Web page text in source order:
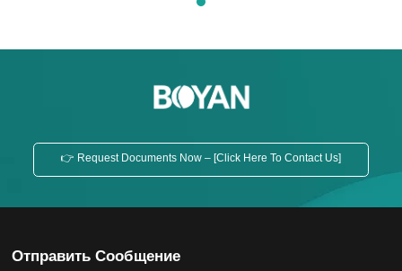
👉 Request Documents Now – [Click Here To Contact Us]
Отправить Сообщение